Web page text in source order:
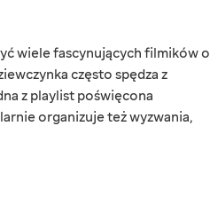
wiele fascynujących filmików o
często spędza z
z playlist poświęcona
organizuje też wyzwania,